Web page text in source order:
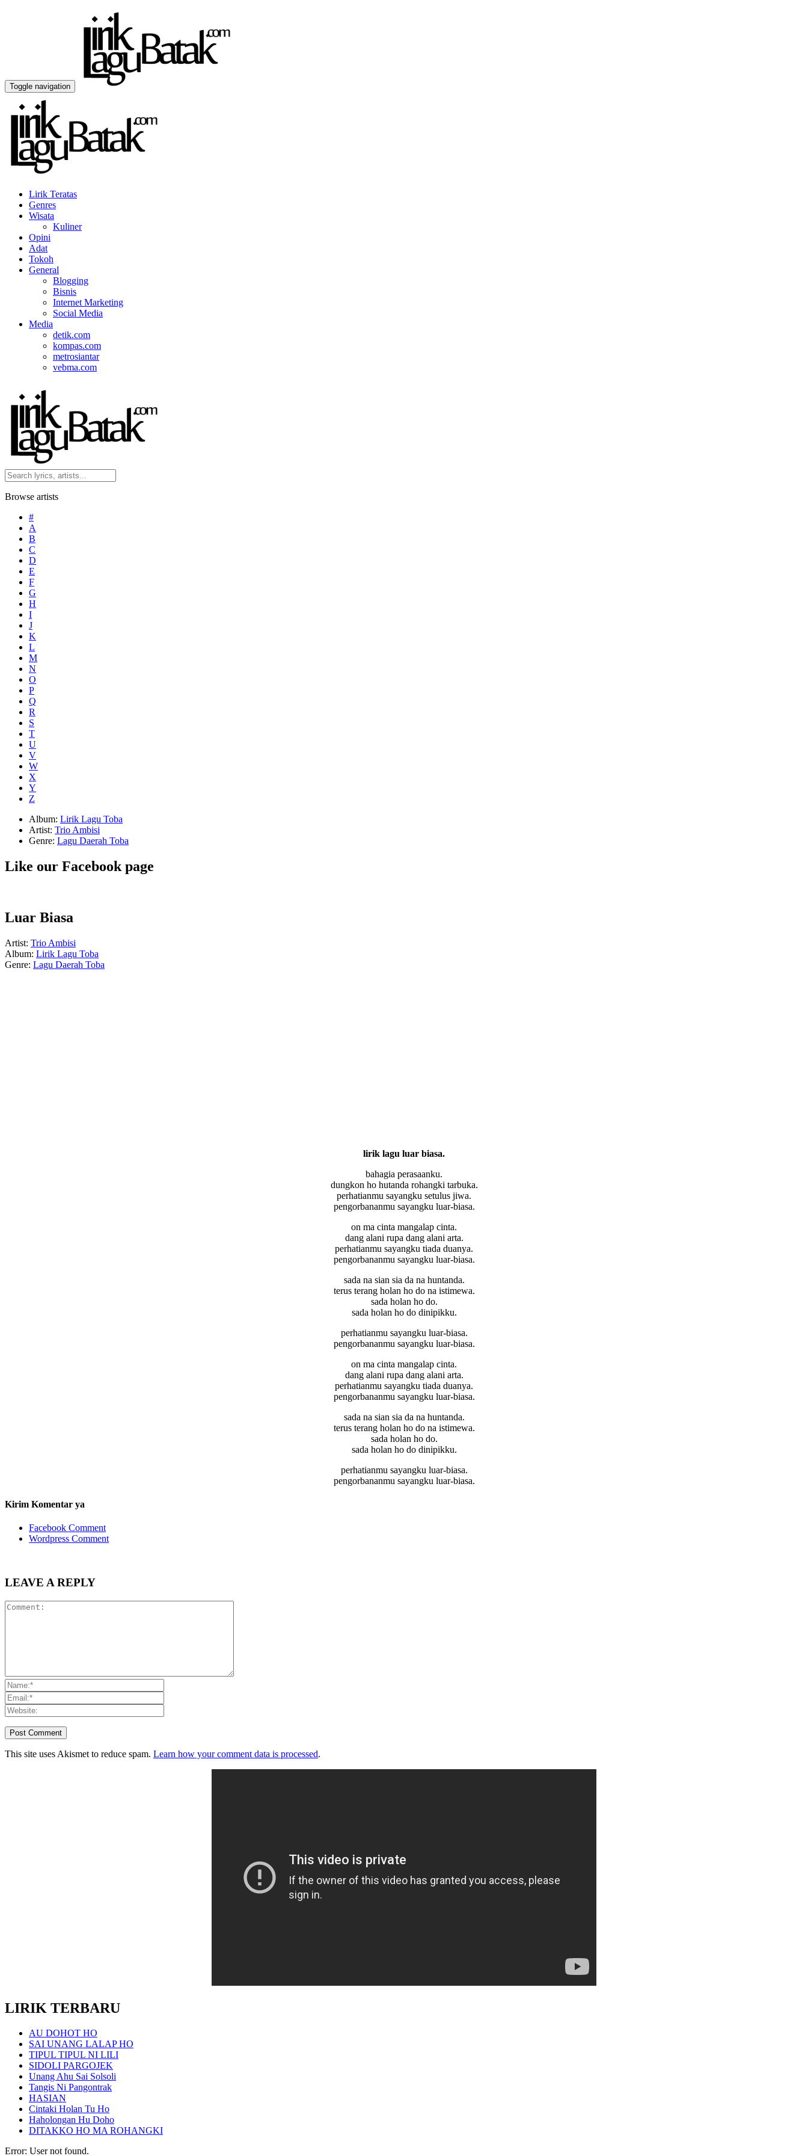
Toggle navigation
Lirik Teratas
Genres
Wisata
Kuliner
Opini
Adat
Tokoh
General
Blogging
Bisnis
Internet Marketing
Social Media
Media
detik.com
kompas.com
metrosiantar
vebma.com
Browse artists
#
A
B
C
D
E
F
G
H
I
J
K
L
M
N
O
P
Q
R
S
T
U
V
W
X
Y
Z
Album: Lirik Lagu Toba
Artist: Trio Ambisi
Genre: Lagu Daerah Toba
Like our Facebook page
Luar Biasa
Artist: Trio Ambisi
Album: Lirik Lagu Toba
Genre: Lagu Daerah Toba
lirik lagu luar biasa.
bahagia perasaanku.
dungkon ho hutanda rohangki tarbuka.
perhatianmu sayangku setulus jiwa.
pengorbananmu sayangku luar-biasa.
on ma cinta mangalap cinta.
dang alani rupa dang alani arta.
perhatianmu sayangku tiada duanya.
pengorbananmu sayangku luar-biasa.
sada na sian sia da na huntanda.
terus terang holan ho do na istimewa.
sada holan ho do.
sada holan ho do dinipikku.
perhatianmu sayangku luar-biasa.
pengorbananmu sayangku luar-biasa.
on ma cinta mangalap cinta.
dang alani rupa dang alani arta.
perhatianmu sayangku tiada duanya.
pengorbananmu sayangku luar-biasa.
sada na sian sia da na huntanda.
terus terang holan ho do na istimewa.
sada holan ho do.
sada holan ho do dinipikku.
perhatianmu sayangku luar-biasa.
pengorbananmu sayangku luar-biasa.
Kirim Komentar ya
Facebook Comment
Wordpress Comment
LEAVE A REPLY
This site uses Akismet to reduce spam. Learn how your comment data is processed.
LIRIK TERBARU
AU DOHOT HO
SAI UNANG LALAP HO
TIPUL TIPUL NI LILI
SIDOLI PARGOJEK
Unang Ahu Sai Solsoli
Tangis Ni Pangontrak
HASIAN
Cintaki Holan Tu Ho
Haholongan Hu Doho
DITAKKO HO MA ROHANGKI
Error: User not found.